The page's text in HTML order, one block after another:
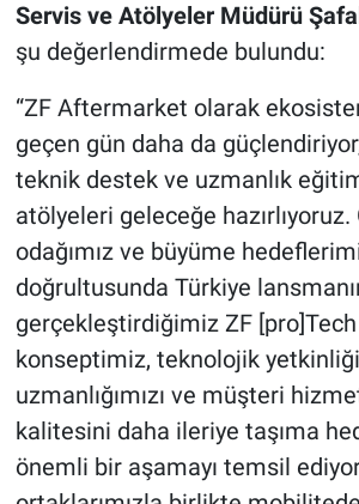
Servis ve Atölyeler Müdürü
şu değerlendirmede bulundu:
“ZF Aftermarket olarak
geçen gün daha da
teknik destek ve uzmanlık
atölyeleri geleceğe hazırlıyoruz.
odağımız ve büyüme
doğrultusunda Türkiye
gerçekleştirdiğimiz ZF
konseptimiz, teknolojik
uzmanlığımızı ve müşteri
kalitesini daha ileriye taşıma
önemli bir aşamayı temsil